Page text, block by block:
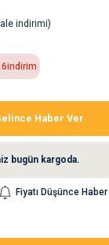
indirimi)
indirim
Haber Ver
bugün kargoda.
Fiyatı Düşünce